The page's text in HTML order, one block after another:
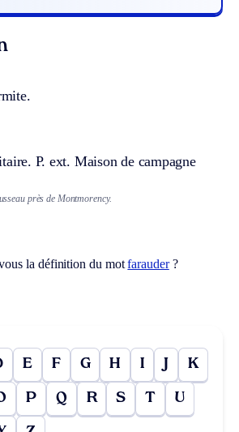
P. ext. Maison de campagne
près de Montmorency.
la définition du motfarauder?
E F G H I J K
P Q R S T U